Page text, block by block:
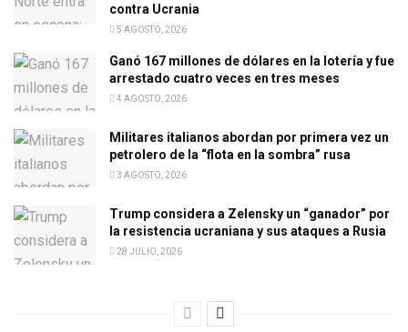
contra Ucrania
5 AGOSTO, 2026
Ganó 167 millones de dólares en la lotería y fue
arrestado cuatro veces en tres meses
4 AGOSTO, 2026
Militares italianos abordan por primera vez un
petrolero de la “flota en la sombra” rusa
3 AGOSTO, 2026
Trump considera a Zelensky un “ganador” por
la resistencia ucraniana y sus ataques a Rusia
28 JULIO, 2026